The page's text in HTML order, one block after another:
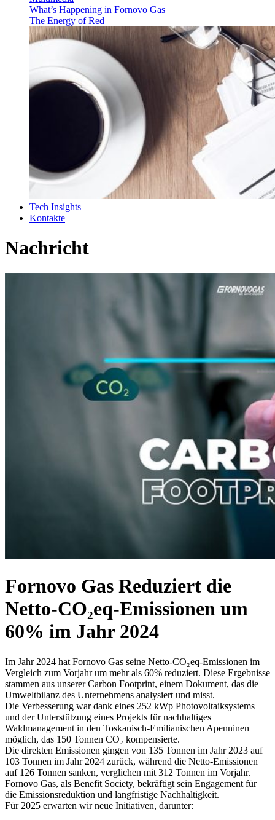
What’s Happening in Fornovo Gas
The Energy of Red
Tech Insights
Kontakte
Nachricht
Fornovo Gas Reduziert die
Netto-CO₂eq-Emissionen um
60% im Jahr 2024
Im Jahr 2024 hat Fornovo Gas seine Netto-CO₂eq-Emissionen im
Vergleich zum Vorjahr um mehr als 60% reduziert. Diese Ergebnisse
stammen aus unserer Carbon Footprint, einem Dokument, das die
Umweltbilanz des Unternehmens analysiert und misst.
Die Verbesserung war dank eines 252 kWp Photovoltaiksystems
und der Unterstützung eines Projekts für nachhaltiges
Waldmanagement in den Toskanisch-Emilianischen Apenninen
möglich, das 150 Tonnen CO₂ kompensierte.
Die direkten Emissionen gingen von 135 Tonnen im Jahr 2023 auf
103 Tonnen im Jahr 2024 zurück, während die Netto-Emissionen
auf 126 Tonnen sanken, verglichen mit 312 Tonnen im Vorjahr.
Fornovo Gas, als Benefit Society, bekräftigt sein Engagement für
die Emissionsreduktion und langfristige Nachhaltigkeit.
Für 2025 erwarten wir neue Initiativen, darunter: